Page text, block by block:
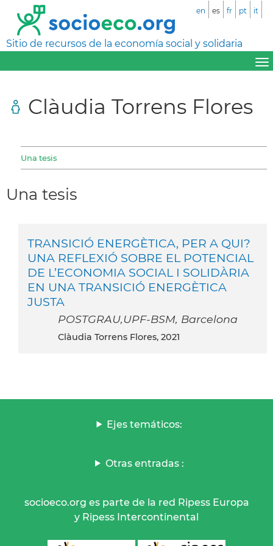
Sitio de recursos de la economía social y solidaria
en es fr pt it
Clàudia Torrens Flores
Una tesis
Una tesis
TRANSICIÓ ENERGÈTICA, PER A QUI?
UNA REFLEXIÓ SOBRE EL POTENCIAL
DE L’ECONOMIA SOCIAL I SOLIDÀRIA
EN UNA TRANSICIÓ ENERGÈTICA
JUSTA
POSTGRAU,UPF-BSM, Barcelona
Clàudia Torrens Flores, 2021
Ejes temáticos:
Otras entradas :
socioeco.org es parte de la red Ripess Europa
y Ripess Intercontinental